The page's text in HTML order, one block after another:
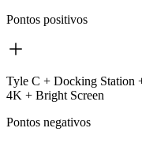
Pontos positivos
Tyle C + Docking Station
4K + Bright Screen
Pontos negativos